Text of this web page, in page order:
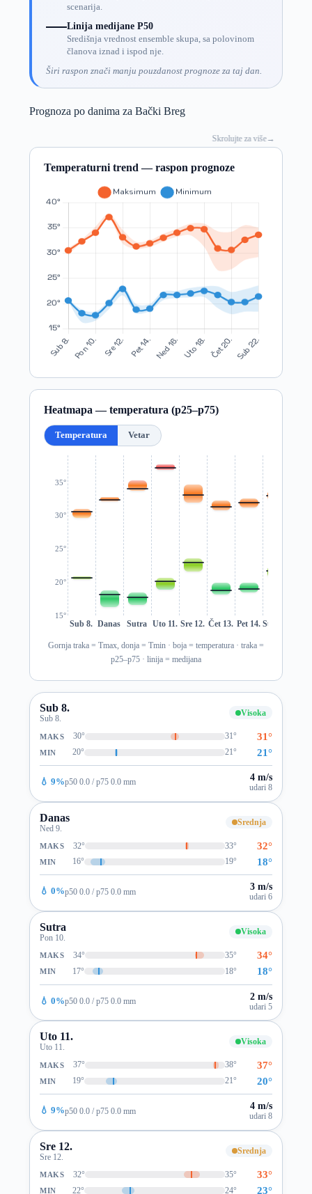
scenarija.
Linija medijane P50
Središnja vrednost ensemble skupa, sa polovinom
članova iznad i ispod nje.
Širi raspon znači manju pouzdanost prognoze za taj dan.
Prognoza po danima za Bački Breg
Skrolujte za više→
Temperaturni trend — raspon prognoze
Heatmapa — temperatura (p25–p75)
Temperatura Vetar
15°
20°
25°
30°
35°
Sub 8. Danas Sutra Uto 11. Sre 12. Čet 13. Pet 14. Sub 15.
Gornja traka = Tmax, donja = Tmin · boja = temperatura · traka =
p25–p75 · linija = medijana
Sub 8.
Sub 8.
Visoka
MAKS 30° 31° 31°
MIN 20° 21° 21°
💧 9%p50 0.0 / p75 0.0 mm 4 m/s
udari 8
Danas
Ned 9.
Srednja
MAKS 32° 33° 32°
MIN 16° 19° 18°
💧 0%p50 0.0 / p75 0.0 mm 3 m/s
udari 6
Sutra
Pon 10.
Visoka
MAKS 34° 35° 34°
MIN 17° 18° 18°
💧 0%p50 0.0 / p75 0.0 mm 2 m/s
udari 5
Uto 11.
Uto 11.
Visoka
MAKS 37° 38° 37°
MIN 19° 21° 20°
💧 9%p50 0.0 / p75 0.0 mm 4 m/s
udari 8
Sre 12.
Sre 12.
Srednja
MAKS 32° 35° 33°
MIN 22° 24° 23°